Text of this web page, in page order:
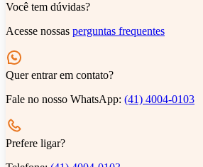
Você tem dúvidas?
Acesse nossas perguntas frequentes
Quer entrar em contato?
Fale no nosso WhatsApp: (41) 4004-0103
Prefere ligar?